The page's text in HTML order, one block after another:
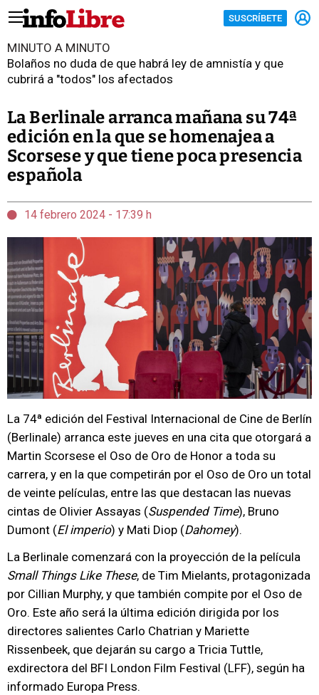
SUSCRÍBETE
MINUTO A MINUTO
Bolaños no duda de que habrá ley de amnistía y que
cubrirá a "todos" los afectados
La Berlinale arranca mañana su 74ª
edición en la que se homenajea a
Scorsese y que tiene poca presencia
española
14 febrero 2024 - 17:39 h
La 74ª edición del Festival Internacional de Cine de Berlín
(Berlinale) arranca este jueves en una cita que otorgará a
Martin Scorsese el Oso de Oro de Honor a toda su
carrera, y en la que competirán por el Oso de Oro un total
de veinte películas, entre las que destacan las nuevas
cintas de Olivier Assayas (Suspended Time), Bruno
Dumont (El imperio) y Mati Diop (Dahomey).
La Berlinale comenzará con la proyección de la película
Small Things Like These, de Tim Mielants, protagonizada
por Cillian Murphy, y que también compite por el Oso de
Oro. Este año será la última edición dirigida por los
directores salientes Carlo Chatrian y Mariette
Rissenbeek, que dejarán su cargo a Tricia Tuttle,
exdirectora del BFI London Film Festival (LFF), según ha
informado Europa Press.